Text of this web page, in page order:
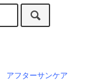
アフターサンケア